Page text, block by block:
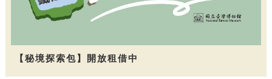
【秘境探索包】開放租借中